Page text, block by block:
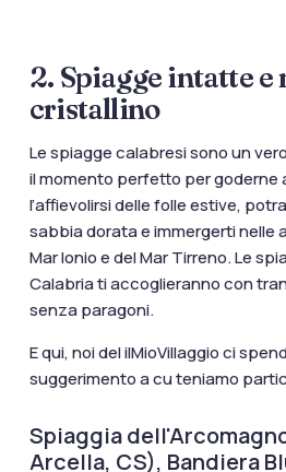
2. Spiagge intatte e
cristallino
Le spiagge calabresi sono un
il momento perfetto per goderne
l’affievolirsi delle folle estive,
sabbia dorata e immergerti nelle
Mar Ionio e del Mar Tirreno. Le
Calabria ti accoglieranno con
senza paragoni.
E qui, noi del ilMioVillaggio ci
suggerimento a cu teniamo
Spiaggia
Arcella, CS), Bandiera